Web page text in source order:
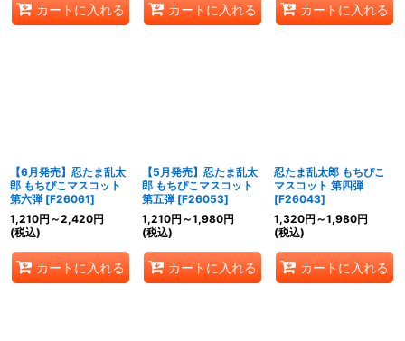
カートに入れる カートに入れる カートに入れる
【6月発売】忍たま乱太
郎 もちぴこマスコット
第六弾 [F26061]
1,210円 ～2,420円
(税込)
カートに入れる
【5月発売】忍たま乱太
郎 もちぴこマスコット
第五弾 [F26053]
1,210円 ～1,980円
(税込)
カートに入れる
忍たま乱太郎 もちぴこ
マスコット 第四弾
[F26043]
1,320円 ～1,980円
(税込)
カートに入れる